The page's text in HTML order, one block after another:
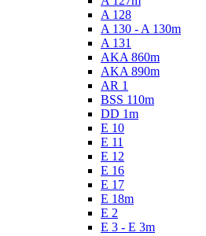
A 128
A 130 - A 130m
A 131
AKA 860m
AKA 890m
AR 1
BSS 110m
DD 1m
E 10
E 11
E 12
E 16
E 17
E 18m
E 2
E 3 - E 3m